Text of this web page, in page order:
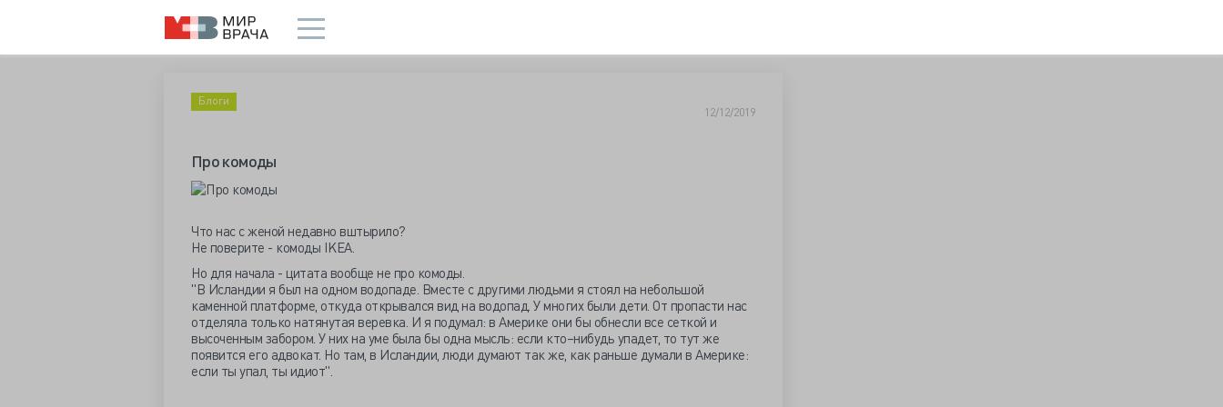
Блоги
12/12/2019
Про комоды
Что нас с женой недавно вштырило?
Не поверите - комоды IKEA.
Но для начала - цитата вообще не про комоды.
"В Исландии я был на одном водопаде. Вместе с другими людьми я стоял на небольшой
каменной платформе, откуда открывался вид на водопад. У многих были дети. От пропасти нас
отделяла только натянутая веревка. И я подумал: в Америке они бы обнесли все сеткой и
высоченным забором. У них на уме была бы одна мысль: если кто–нибудь упадет, то тут же
появится его адвокат. Но там, в Исландии, люди думают так же, как раньше думали в Америке:
если ты упал, ты идиот".